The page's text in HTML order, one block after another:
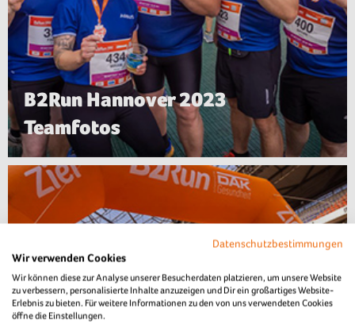
B2Run Hannover 2023
Teamfotos
Datenschutzbestimmungen
Wir verwenden Cookies
Wir können diese zur Analyse unserer Besucherdaten platzieren, um unsere Website
zu verbessern, personalisierte Inhalte anzuzeigen und Dir ein großartiges Website-
Erlebnis zu bieten. Für weitere Informationen zu den von uns verwendeten Cookies
öffne die Einstellungen.